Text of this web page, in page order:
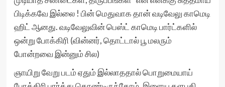
பிடிக்கவே இல்லை ! பின் மெதுவாக தான் வடிவேலு காமெடி
ஹிட் ஆனது. வடிவேலுவின் பெஸ்ட் காமெடி பார்ட்களில்
ஒன்று போக்கிரி (வின்னர், தொட்டால் பூ மலரும்
போன்றவை இன்னும் சில)
ஞாயிறு வேறு படம் ஏதும் இல்லாததால் பொறுமையாய்